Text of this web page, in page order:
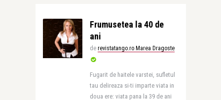
Frumusetea la 40 de
ani
de revistatango.ro Marea Dragoste
Fugarit de haitele varstei, sufletul
tau delireaza si-ti imparte viata in
doua ere: viata pana la 39 de ani